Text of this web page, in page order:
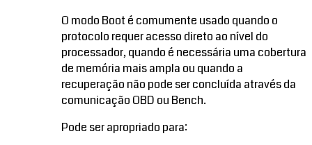
O modo Boot é comumente usado quando o
protocolo requer acesso direto ao nível do
processador, quando é necessária uma cobertura
de memória mais ampla ou quando a
recuperação não pode ser concluída através da
comunicação OBD ou Bench.
Pode ser apropriado para: